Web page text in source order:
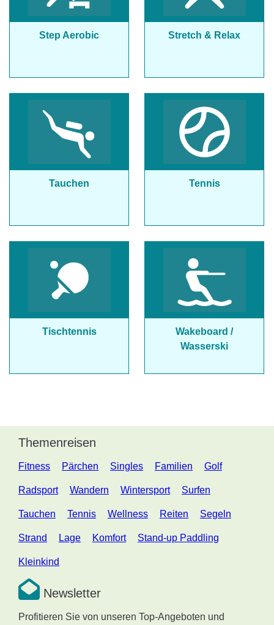
Step Aerobic Stretch & Relax
Tauchen Tennis
Tischtennis
Wakeboard /
Wasserski
Themenreisen
Fitness Pärchen Singles Familien Golf
Radsport Wandern Wintersport Surfen
Tauchen Tennis Wellness Reiten Segeln
Strand Lage Komfort Stand-up Paddling
Kleinkind
Newsletter
Profitieren Sie von unseren Top-Angeboten und